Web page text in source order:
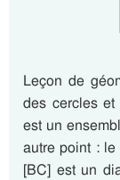
Leçon de
des cercles
est un
autre point : le
[BC] est un